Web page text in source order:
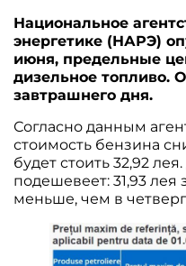
Национальное
энергетике (НАРЭ)
июня, предельные
дизельное топливо.
завтрашнего дня.
Согласно данным
стоимость бензина
будет стоить 32,92
подешевеет: 31,93 лея
меньше, чем в